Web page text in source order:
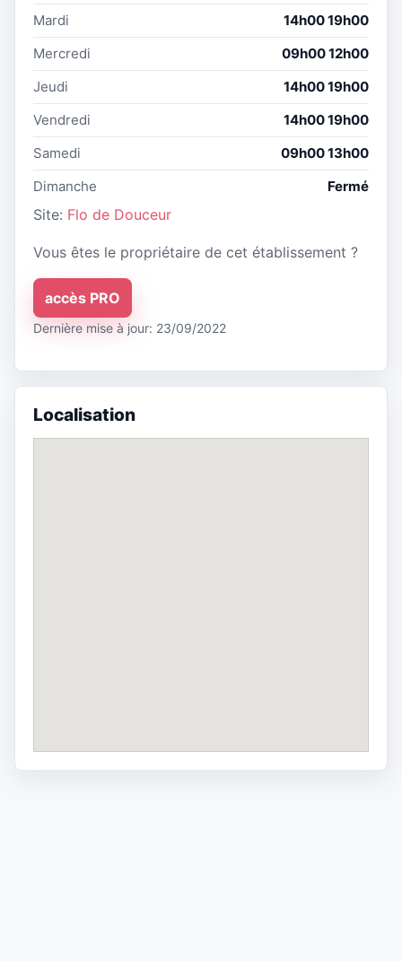
Mardi
14h00 19h00
Mercredi
09h00 12h00
Jeudi
14h00 19h00
Vendredi
14h00 19h00
Samedi
09h00 13h00
Dimanche
Fermé
Site: Flo de Douceur
Vous êtes le propriétaire de cet établissement ?
accès PRO
Dernière mise à jour: 23/09/2022
Localisation